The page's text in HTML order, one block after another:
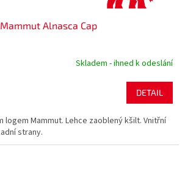
Mammut Alnasca Cap
Skladem - ihned k odeslání
DETAIL
logem Mammut. Lehce zaoblený kšilt. Vnitřní
strany.